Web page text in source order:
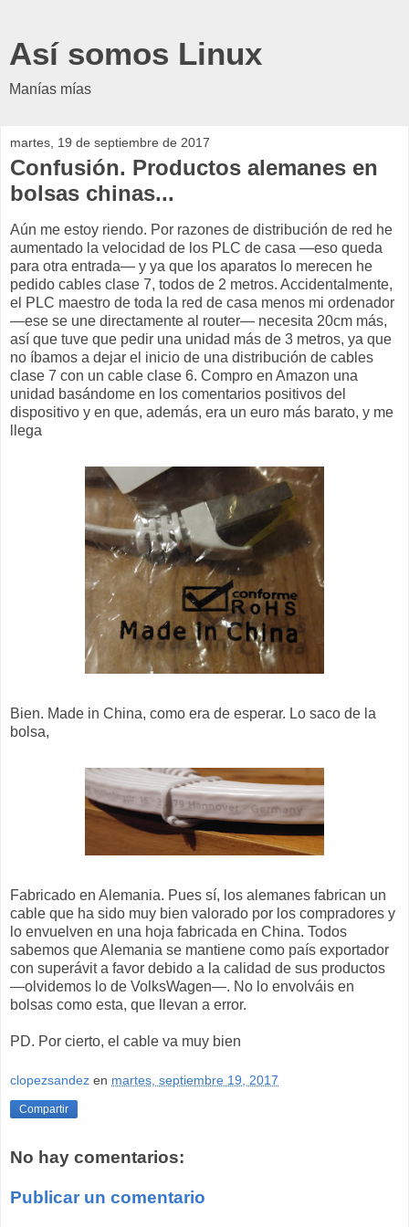
Así somos Linux
Manías mías
martes, 19 de septiembre de 2017
Confusión. Productos alemanes en
bolsas chinas...
Aún me estoy riendo. Por razones de distribución de red he
aumentado la velocidad de los PLC de casa —eso queda
para otra entrada— y ya que los aparatos lo merecen he
pedido cables clase 7, todos de 2 metros. Accidentalmente,
el PLC maestro de toda la red de casa menos mi ordenador
—ese se une directamente al router— necesita 20cm más,
así que tuve que pedir una unidad más de 3 metros, ya que
no íbamos a dejar el inicio de una distribución de cables
clase 7 con un cable clase 6. Compro en Amazon una
unidad basándome en los comentarios positivos del
dispositivo y en que, además, era un euro más barato, y me
llega
Bien. Made in China, como era de esperar. Lo saco de la
bolsa,
Fabricado en Alemania. Pues sí, los alemanes fabrican un
cable que ha sido muy bien valorado por los compradores y
lo envuelven en una hoja fabricada en China. Todos
sabemos que Alemania se mantiene como país exportador
con superávit a favor debido a la calidad de sus productos
—olvidemos lo de VolksWagen—. No lo envolváis en
bolsas como esta, que llevan a error.
PD. Por cierto, el cable va muy bien
clopezsandez en martes, septiembre 19, 2017
Compartir
No hay comentarios:
Publicar un comentario